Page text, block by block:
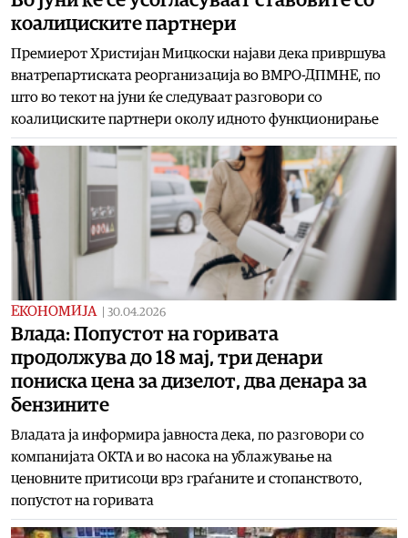
коалициските партнери
Премиерот Христијан Мицкоски најави дека привршува
внатрепартиската реорганизација во ВМРО-ДПМНЕ, по
што во текот на јуни ќе следуваат разговори со
коалициските партнери околу идното функционирање
ЕКОНОМИЈА 30.04.2026
Влада: Попустот на горивата
продолжува до 18 мај, три денари
пониска цена за дизелот, два денара за
бензините
Владата ја информира јавноста дека, по разговори со
компанијата ОКТА и во насока на ублажување на
ценовните притисоци врз граѓаните и стопанството,
попустот на горивата